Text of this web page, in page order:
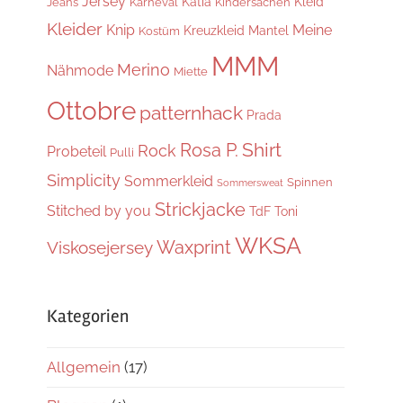
Kleider Knip Kostüm Kreuzkleid Mantel Meine
Nähmode Merino Miette MMM
Ottobre patternhack Prada
Probeteil Pulli Rock Rosa P. Shirt
Simplicity Sommerkleid Sommersweat Spinnen
Stitched by you Strickjacke TdF Toni
ViskosejerseyWaxprintWKSA
Kategorien
Allgemein (17)